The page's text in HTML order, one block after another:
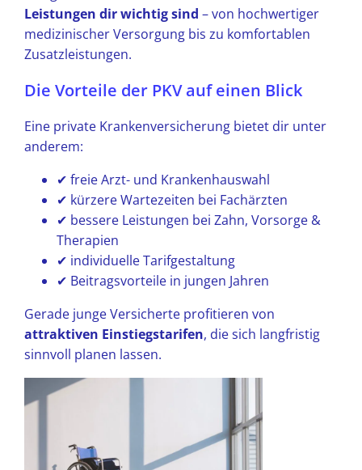
Leistungen dir wichtig sind – von hochwertiger
medizinischer Versorgung bis zu komfortablen
Zusatzleistungen.
Die Vorteile der PKV auf einen Blick
Eine private Krankenversicherung bietet dir unter
anderem:
✔ freie Arzt- und Krankenhauswahl
✔ kürzere Wartezeiten bei Fachärzten
✔ bessere Leistungen bei Zahn, Vorsorge &
Therapien
✔ individuelle Tarifgestaltung
✔ Beitragsvorteile in jungen Jahren
Gerade junge Versicherte profitieren von
attraktiven Einstiegstarifen, die sich langfristig
sinnvoll planen lassen.